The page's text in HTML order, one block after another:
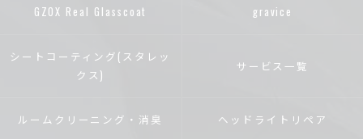
GZOX Real Glasscoat gravice
シートコーティング(スタレッ
クス)
サービス一覧
ルームクリーニング・消臭 ヘッドライトリペア